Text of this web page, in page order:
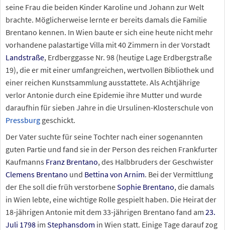
seine Frau die beiden Kinder Karoline und Johann zur Welt
brachte. Möglicherweise lernte er bereits damals die Familie
Brentano kennen. In Wien baute er sich eine heute nicht mehr
vorhandene palastartige Villa mit 40 Zimmern in der Vorstadt
Landstraße, Erdberggasse Nr. 98 (heutige Lage Erdbergstraße
19), die er mit einer umfangreichen, wertvollen Bibliothek und
einer reichen Kunstsammlung ausstattete. Als Achtjährige
verlor Antonie durch eine Epidemie ihre Mutter und wurde
daraufhin für sieben Jahre in die Ursulinen-Klosterschule von
Pressburg geschickt.
Der Vater suchte für seine Tochter nach einer sogenannten
guten Partie und fand sie in der Person des reichen Frankfurter
Kaufmanns Franz Brentano, des Halbbruders der Geschwister
Clemens Brentano und Bettina von Arnim. Bei der Vermittlung
der Ehe soll die früh verstorbeneSophie Brentano, die damals
in Wien lebte, eine wichtige Rolle gespielt haben. Die Heirat der
18-jährigen Antonie mit dem 33-jährigen Brentano fand am 23.
Juli 1798 im Stephansdom in Wien statt. Einige Tage darauf zog